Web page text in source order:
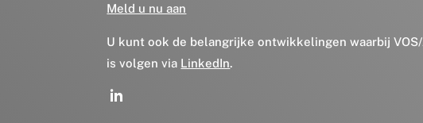
Meld u nu aan
U kunt ook de belangrijke ontwikkelingen waarbij
is volgen via LinkedIn.